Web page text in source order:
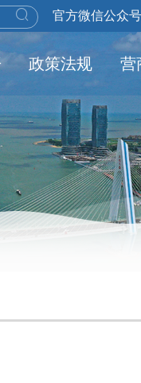
官方微信公众号
政策法规 营